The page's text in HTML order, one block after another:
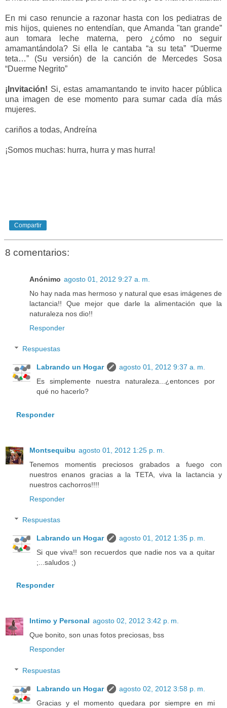
En mi caso renuncie a razonar hasta con los pediatras de
mis hijos, quienes no entendían, que Amanda "tan grande”
aun tomara leche materna, pero ¿cómo no seguir
amamantándola? Si ella le cantaba “a su teta” “Duerme
teta…” (Su versión) de la canción de Mercedes Sosa
“Duerme Negrito”
¡Invitación! Si, estas amamantando te invito hacer pública
una imagen de ese momento para sumar cada día más
mujeres.
cariños a todas, Andreína
¡Somos muchas: hurra, hurra y mas hurra!
Compartir
8 comentarios:
Anónimo agosto 01, 2012 9:27 a. m.
No hay nada mas hermoso y natural que esas imágenes de
lactancia!! Que mejor que darle la alimentación que la
naturaleza nos dio!!
Responder
Respuestas
Labrando un Hogar
agosto 01, 2012 9:37 a. m.
Es simplemente nuestra naturaleza...¿entonces por
qué no hacerlo?
Responder
Montsequibu agosto 01, 2012 1:25 p. m.
Tenemos momentis preciosos grabados a fuego con
nuestros enanos gracias a la TETA, viva la lactancia y
nuestros cachorros!!!!
Responder
Respuestas
Labrando un Hogar
agosto 01, 2012 1:35 p. m.
Si que viva!! son recuerdos que nadie nos va a quitar
;...saludos ;)
Responder
Intimo y Personal agosto 02, 2012 3:42 p. m.
Que bonito, son unas fotos preciosas, bss
Responder
Respuestas
Labrando un Hogar
agosto 02, 2012 3:58 p. m.
Gracias y el momento quedara por siempre en mi